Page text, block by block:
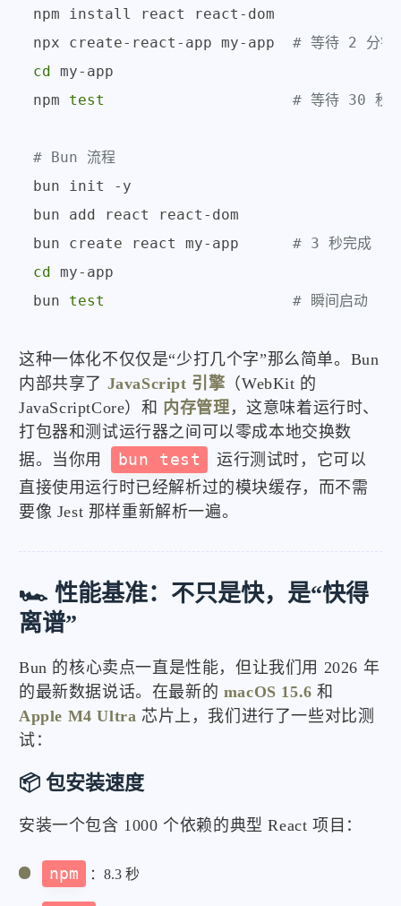
npm install react react-dom
npx create-react-app my-app # 等待 2 分钟
cd my-app
npm test # 等待 30 秒
# Bun 流程
bun init -y
bun add react react-dom
bun create react my-app # 3 秒完成
cd my-app
bun test # 瞬间启动
这种一体化不仅仅是“少打几个字”那么简单。Bun
内部共享了 JavaScript 引擎 （WebKit 的
JavaScriptCore）和
内存管理，这意味着运行时、
打包器和测试运行器之间可以零成本地交换数
据。当你用
bun test
运行测试时，它可以
直接使用运行时已经解析过的模块缓存，而不需
要像 Jest 那样重新解析一遍。
🏎️ 性能基准：不只是快，是“快得
离谱”
Bun 的核心卖点一直是性能，但让我们用 2026 年
的最新数据说话。在最新的 macOS 15.6 和
Apple M4 Ultra 芯片上，我们进行了一些对比测
试：
📦 包安装速度
安装一个包含 1000 个依赖的典型 React 项目：
npm ：8.3 秒